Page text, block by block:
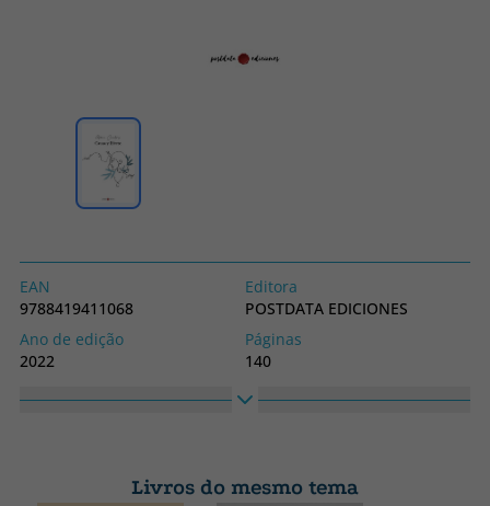
EAN
9788419411068
Editora
POSTDATA EDICIONES
Ano de edição
2022
Páginas
140
Idioma
Livros do mesmo tema